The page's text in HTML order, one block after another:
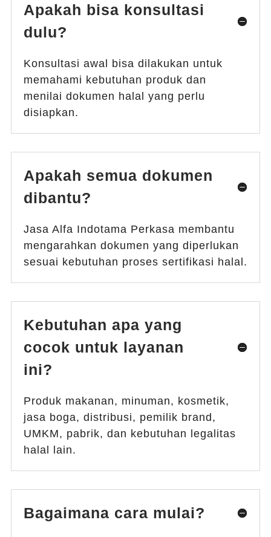
Apakah bisa konsultasi
dulu?
Konsultasi awal bisa dilakukan untuk
memahami kebutuhan produk dan
menilai dokumen halal yang perlu
disiapkan.
Apakah semua dokumen
dibantu?
Jasa Alfa Indotama Perkasa membantu
mengarahkan dokumen yang diperlukan
sesuai kebutuhan proses sertifikasi halal.
Kebutuhan apa yang
cocok untuk layanan
ini?
Produk makanan, minuman, kosmetik,
jasa boga, distribusi, pemilik brand,
UMKM, pabrik, dan kebutuhan legalitas
halal lain.
Bagaimana cara mulai?